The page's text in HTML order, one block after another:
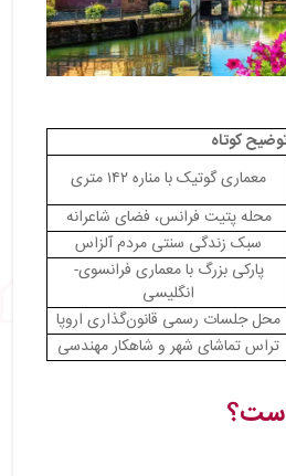
کوتاه
معماری گوتیک با مناره ۱۴۲ متری
محله پتیت فرانس، فضای شاعرانه
سبک زندگی سنتی مردم آلزاس
پارکی بزرگ با معماری فرانسوی-
انگلیسی
محل جلسات رسمی قانون‌گذاری اروپا
تراس تماشای شهر و شاهکار مهندسی